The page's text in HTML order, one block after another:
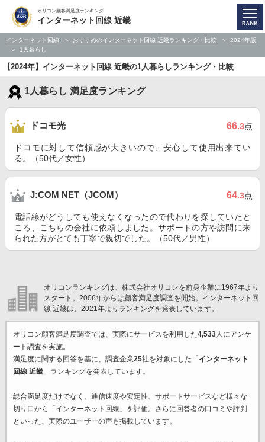
オリコン顧客満足度ランキング
インターネット回線 近畿
インターネット回線 おすすめのインターネット回線 近畿ランキング・比較
2024年版
1人暮らし
【2024年】インターネット回線 近畿の1人暮らしランキング・比較
1人暮らし 満足度ランキング
ドコモ光 66.3点
ドコモに対して信頼感が大きいので、安心して使用出来てい
る。（50代／女性）
J:COM NET（JCOM） 64.3点
電話線がどうしても使えなくなったので代わりを探していたと
ころ、こちらの会社に依頼しました。サポートの方や訪問に来
られた方がとても丁寧で親切でした。（50代／男性）
オリコンランキングは、株式会社オリコンを前身企業に1967年より
スタート。2006年からは顧客満足度調査を開始。インターネット回
線 近畿は、2021年よりランキングを発表しています。
オリコン顧客満足度調査では、実際にサービスを利用した4,533人にアンケ
ート調査を実施。
満足度に関する回答を基に、調査企業25社を対象にした「 インターネット
回線 近畿」ランキングを発表しています。
総合満足度だけでなく、通信速度や安定性、サポートサービスなど様々な
切り口から「インターネット回線」を評価。さらに回答者の口コミや評判
といった、実際のユーザーの声も掲載しています。